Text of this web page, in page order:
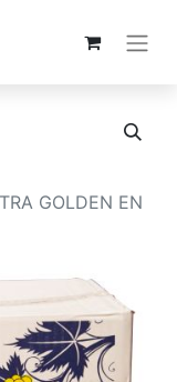
GOLDEN EN